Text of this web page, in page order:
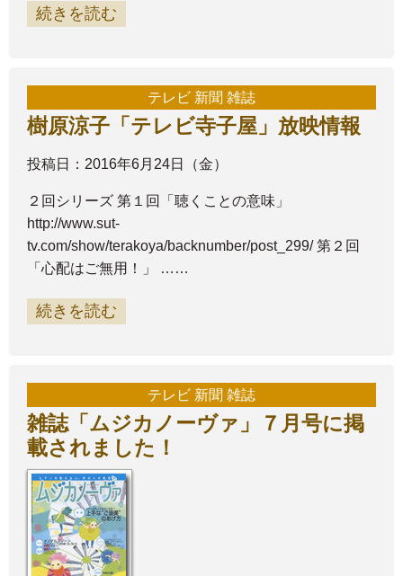
続きを読む
テレビ 新聞 雑誌
樹原涼子「テレビ寺子屋」放映情報
投稿日：2016年6月24日（金）
２回シリーズ 第１回「聴くことの意味」
http://www.sut-
tv.com/show/terakoya/backnumber/post_299/ 第２回
「心配はご無用！」 ……
続きを読む
テレビ 新聞 雑誌
雑誌「ムジカノーヴァ」７月号に掲
載されました！